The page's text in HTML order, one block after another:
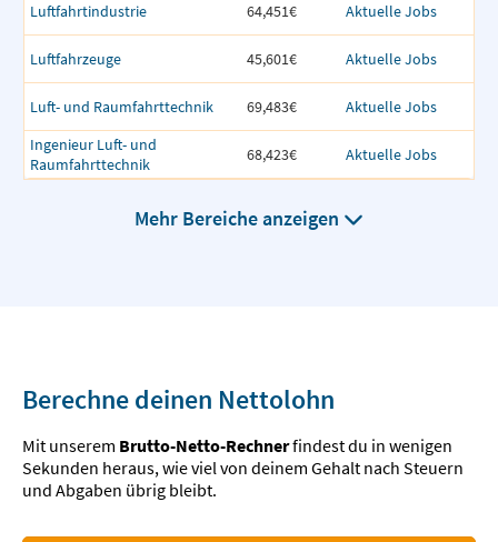
Luftfahrtindustrie 64,451€ Aktuelle Jobs
Luftfahrzeuge 45,601€ Aktuelle Jobs
Luft- und Raumfahrttechnik 69,483€
Aktuelle Jobs
Ingenieur Luft- und
Raumfahrttechnik
68,423€ Aktuelle Jobs
Mehr Bereiche anzeigen
Berechne deinen Nettolohn
Mit unserem Brutto-Netto-Rechnerfindest du in wenigen
Sekunden heraus, wie viel von deinem Gehalt nach Steuern
und Abgaben übrig bleibt.